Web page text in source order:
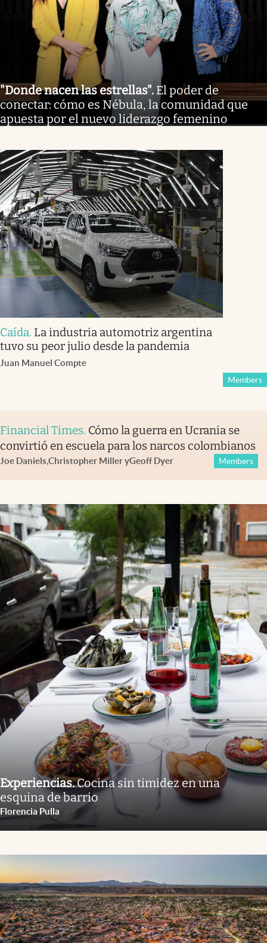
"Donde nacen las estrellas". El poder de
conectar: cómo es Nébula, la comunidad que
apuesta por el nuevo liderazgo femenino
Caída. La industria automotriz argentina
tuvo su peor julio desde la pandemia
Juan Manuel Compte
Members
Financial Times. Cómo la guerra en Ucrania se
convirtió en escuela para los narcos colombianos
Joe Daniels,Christopher MilleryGeoff Dyer Members
Experiencias.Cocina sin timidez en una
esquina de barrio
Florencia Pulla